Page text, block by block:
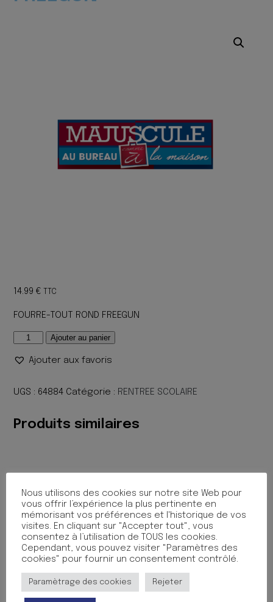
14.99€ TTC
FOURRE-TOUT ROND FREEGUN
quantité
FOURRE-
ROND
Ajouter au panier
Ajouter aux favoris
UGS : 64884 Catégorie : RENTREE SCOLAIRE
Produits similaires
PROTEGE CAHIER 17X22
JAUNE SOLEIL
PROTEGE CAHIER 24X32
CUIR BLEU VICTORIA
Nous utilisons des cookies sur notre site Web pour
vous offrir l’expérience la plus pertinente en
mémorisant vos préférences et l'historique de vos
visites. En cliquant sur "Accepter tout", vous
consentez à l’utilisation de TOUS les cookies.
Cependant, vous pouvez visiter "Paramètres des
cookies" pour fournir un consentement contrôlé.
Paramètrage des cookies Rejeter